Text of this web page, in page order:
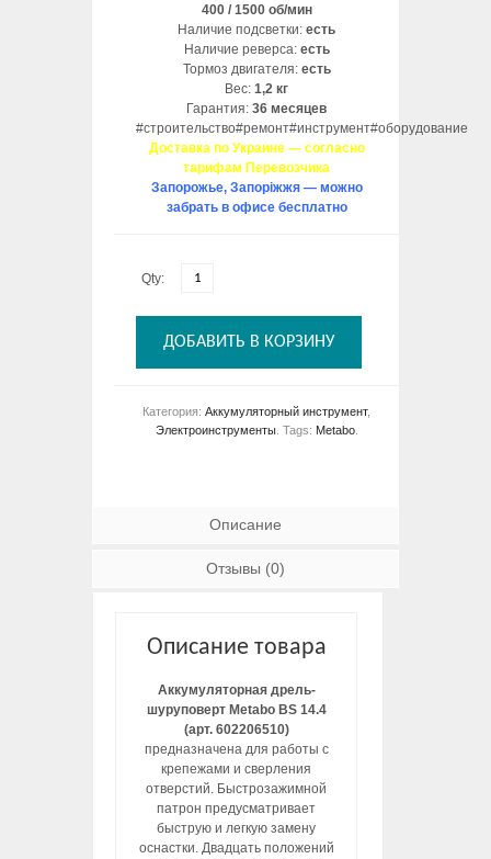
400 / 1500 об/мин
Наличие подсветки: есть
Наличие реверса: есть
Тормоз двигателя: есть
Вес: 1,2 кг
Гарантия: 36 месяцев
#строительство#ремонт#инструмент#оборудование
Доставка по Украине — согласно
тарифам Перевозчика
Запорожье, Запоріжжя — можно
забрать в офисе бесплатно
Qty:
ДОБАВИТЬ В КОРЗИНУ
Категория: Аккумуляторный инструмент,
Электроинструменты. Tags: Metabo.
Описание
Отзывы (0)
Описание товара
Аккумуляторная дрель-
шуруповерт Metabo BS 14.4
(арт. 602206510)
предназначена для работы с
крепежами и сверления
отверстий. Быстрозажимной
патрон предусматривает
быструю и легкую замену
оснастки. Двадцать положений